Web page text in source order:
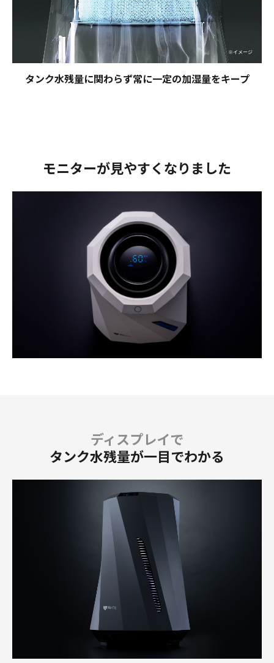
タンク水残量に関わらず常に一定の加湿量をキープ
モニターが見やすくなりました
ディスプレイで
タンク水残量が一目でわかる